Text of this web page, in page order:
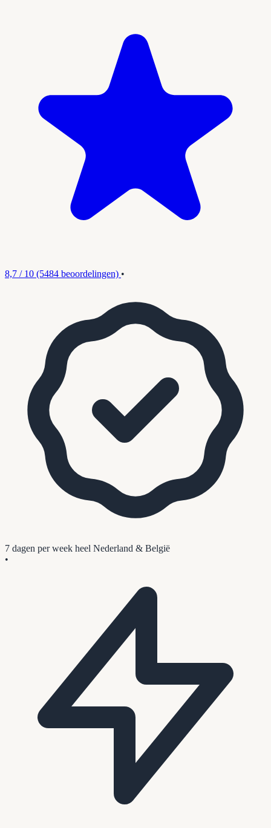
8,7 / 10 (5484 beoordelingen) •
7 dagen per week heel Nederland & België
•